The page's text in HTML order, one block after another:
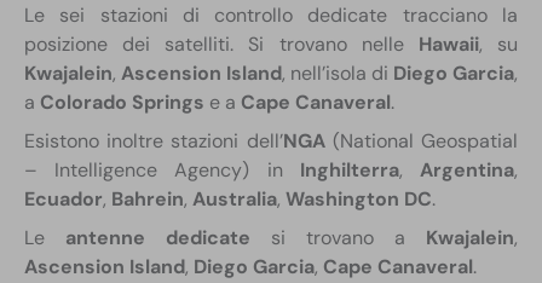
Le sei stazioni di controllo dedicate tracciano la
posizione dei satelliti. Si trovano nelle Hawaii, su
Kwajalein, Ascension Island, nell’isola di Diego Garcia,
a Colorado Springs e a Cape Canaveral.
Esistono inoltre stazioni dell’NGA(National Geospatial
– Intelligence Agency) in Inghilterra,Argentina,
Ecuador, Bahrein, Australia, Washington DC.
Le antenne dedicate si trovano a Kwajalein,
Ascension Island, Diego Garcia, Cape Canaveral.